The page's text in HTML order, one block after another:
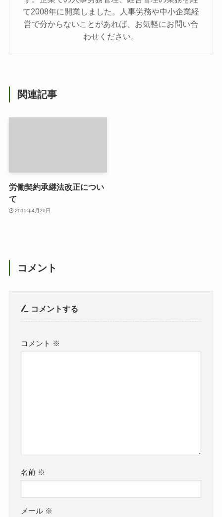
て2008年に開業しました。人事労務や中小企業経
営で分からないことがあれば、お気軽にお問い合
わせください。
関連記事
労働契約承継法改正につい
て
2015年4月20日
コメント
コメントする
コメント ※
名前 ※
メール ※